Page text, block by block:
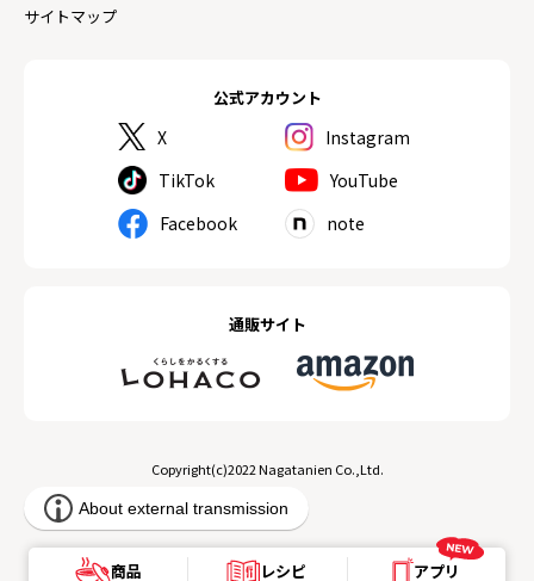
公式アカウント
X
Instagram
TikTok
YouTube
Facebook
note
通販サイト
サイトマップ
Copyright(c)2022 Nagatanien Co.,Ltd.
商品 レシピ アプリ